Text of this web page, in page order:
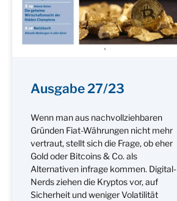
Ausgabe 27/23
Wenn man aus nachvollziehbaren
Gründen Fiat-Währungen nicht mehr
vertraut, stellt sich die Frage, ob eher
Gold oder Bitcoins & Co. als
Alternativen infrage kommen. Digital-
Nerds ziehen die Kryptos vor, auf
Sicherheit und weniger Volatilität